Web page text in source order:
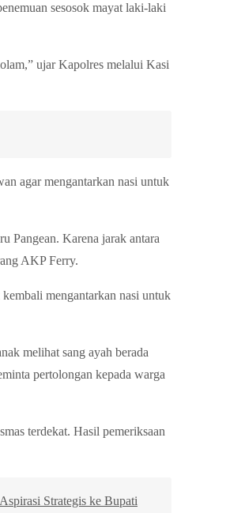
sesosok mayat laki-laki
ujar Kapolres melalui Kasi
agar mengantarkan nasi untuk
Pangean. Karena jarak antara
AKP Ferry.
mengantarkan nasi untuk
melihat sang ayah berada
pertolongan kepada warga
terdekat. Hasil pemeriksaan
Strategis ke Bupati